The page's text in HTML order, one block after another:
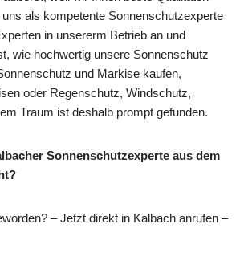
als kompetente Sonnenschutzexperte
in unsererm Betrieb an und
wie hochwertig unsere Sonnenschutz
und Markise kaufen,
oder Regenschutz, Windschutz,
Traum ist deshalb prompt gefunden.
Sonnenschutzexperte aus dem
– Jetzt direkt in Kalbach anrufen –